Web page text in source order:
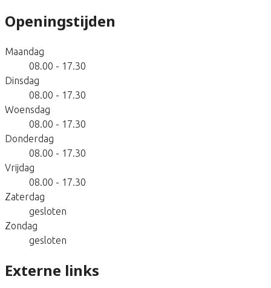
Openingstijden
Maandag
08.00 - 17.30
Dinsdag
08.00 - 17.30
Woensdag
08.00 - 17.30
Donderdag
08.00 - 17.30
Vrijdag
08.00 - 17.30
Zaterdag
gesloten
Zondag
gesloten
Externe links